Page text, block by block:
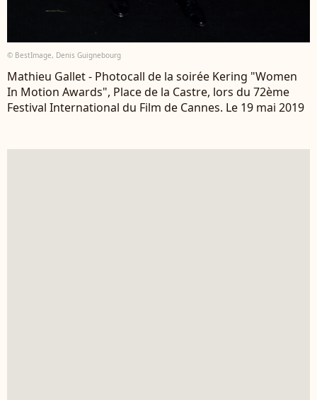
© BestImage, Denis Guignebourg
Mathieu Gallet - Photocall de la soirée Kering "Women
In Motion Awards", Place de la Castre, lors du 72ème
Festival International du Film de Cannes. Le 19 mai 2019